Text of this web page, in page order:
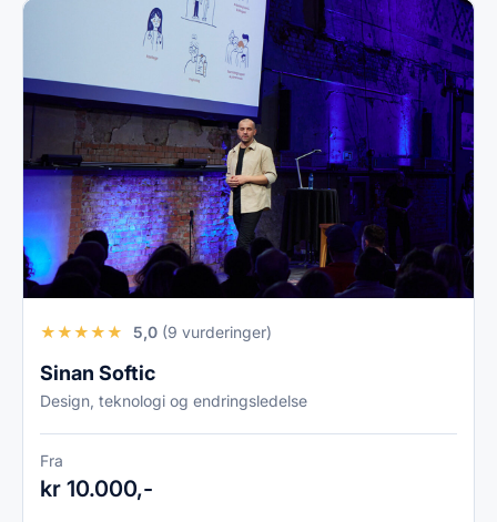
★★★★★ 5,0 (9 vurderinger)
Sinan Softic
Design, teknologi og endringsledelse
Fra
kr 10.000,-